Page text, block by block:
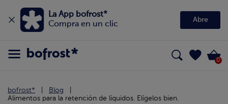
La App bofrost*
Compra en un clic
Abre
0
bofrost*
Blog
Alimentos para la retención de líquidos. Elígelos bien.